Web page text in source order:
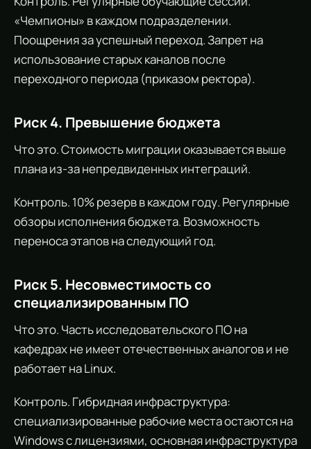
«Чемпионы» в каждом подразделении.
Поощрения за успешный переход. Запрет на
использование старых каналов после
переходного периода (приказом ректора).
Риск 4. Превышение бюджета
Что это. Стоимость миграции оказывается выше
плана из-за непредвиденных интеграций.
Контроль. 10% резерв в каждом году. Регулярные
обзоры исполнения бюджета. Возможность
переноса этапов на следующий год.
Риск 5. Несовместимость со
специализированным ПО
Что это. Часть исследовательского ПО на
кафедрах не имеет отечественных аналогов и не
работает на Linux.
Контроль. Гибридная инфраструктура:
специализированные рабочие места остаются на
Windows с лицензиями, основная инфраструктура